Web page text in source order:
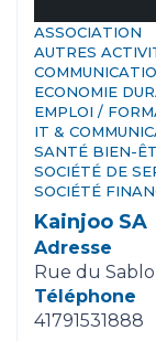
ASSOCIATION
AUTRES
ECONOMIE
EMPLOI /
IT &
SANTÉ BIEN-
SOCIÉTÉ DE
SOCIÉTÉ
Kainjoo SA
Adresse
Rue du
Téléphone
41791531888